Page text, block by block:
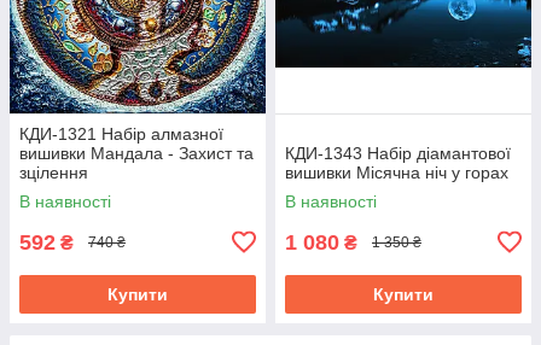
КДИ-1321 Набір алмазної
вишивки Мандала - Захист та
зцілення
В наявності
592 ₴ 740 ₴
Купити
КДИ-1343 Набір діамантової
вишивки Місячна ніч у горах
В наявності
1 080 ₴ 1 350 ₴
Купити